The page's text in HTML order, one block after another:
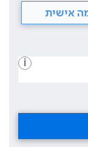
אישית
i